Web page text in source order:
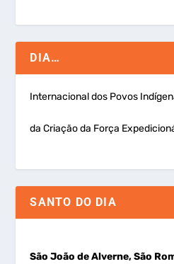
DIA…
Internacional dos Povos
da Criação da Força
SANTO DO DIA
São João de Alverne, São